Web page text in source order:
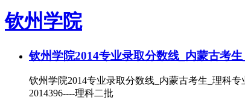
钦州学院
钦州学院2014专业录取分数线_内蒙古考
钦州学院2014专业录取分数线_内蒙古考生_理科
2014396----理科二批